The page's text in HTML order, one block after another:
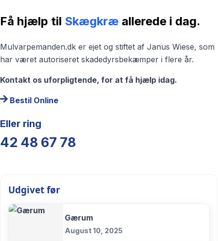
Få hjælp til Skægkræ allerede i dag.
Mulvarpemanden.dk er ejet og stiftet af Janus Wiese, som
har været autoriseret skadedyrsbekæmper i flere år.
Kontakt os uforpligtende, for at få hjælp idag.
Bestil Online
Eller ring
42 48 67 78
Udgivet før
Gærum
August 10, 2025